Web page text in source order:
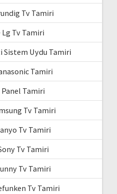
Tv Tamiri
Lg Tv Tamiri
Sistem Uydu Tamiri
Tamiri
Panel Tamiri
Tv Tamiri
Tv Tamiri
Tv Tamiri
Tv Tamiri
Tv Tamiri